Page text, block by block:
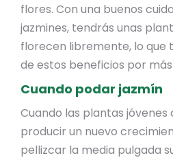
flores. Con una buenos
jazmines, tendrás unas
florecen libremente, lo que
de estos beneficios por
Cuando podar jazmín
Cuando las plantas jóvenes
producir un nuevo
pellizcar la media pulgada